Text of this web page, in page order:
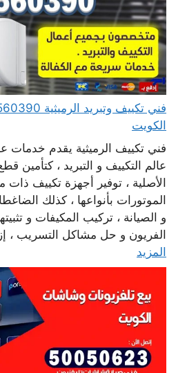
الكويت
فني تكييف الرميثية يقدم
عالم التكييف و التبريد ، كتأمين
الأصلية ، توفير أجهزة تكييف ذات
الموتورات بأنواعها ، كذلك
و الصيانة ، تركيب المكيفات و
الفريون و حل مشاكل التسريب ،
المزيد